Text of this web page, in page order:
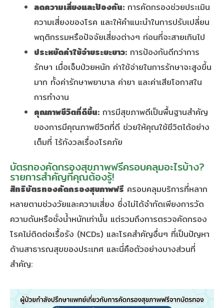
ลดความเสี่ยงและป้องกัน: การคัดกรองช่วยประเมิน
ความเสี่ยงของโรค และให้คำแนะนำในการปรับเปลี่ยน
พฤติกรรมหรือปัจจัยเสี่ยงต่างๆ ก่อนที่จะสายเกินไป
ประหยัดค่าใช้จ่ายระยะยาว: การป้องกันดีกว่าการ
รักษา เมื่อเจ็บป่วยหนัก ค่าใช้จ่ายในการรักษาจะสูงขึ้น
มาก ทั้งค่ารักษาพยาบาล ค่ายา และค่าเสียโอกาสใน
การทำงาน
คุณภาพชีวิตที่ดีขึ้น: การมีสุขภาพดีเป็นพื้นฐานสำคัญ
ของการมีคุณภาพชีวิตที่ดี ช่วยให้คุณใช้ชีวิตได้อย่าง
เต็มที่ ไร้กังวลเรื่องโรคภัย
บัตรทองคัดกรองสุขภาพฟรีครอบคลุมอะไรบ้าง?
รายการสำคัญที่คุณต้องรู้!
สิทธิบัตรทองคัดกรองสุขภาพฟรี ครอบคลุมบริการที่หลาก
หลายตามช่วงวัยและความเสี่ยง ซึ่งไม่ได้จำกัดเพียงการวัด
ความดันหรือชั่งน้ำหนักเท่านั้น แต่รวมถึงการตรวจคัดกรอง
โรคไม่ติดต่อเรื้อรัง (NCDs) และโรคสำคัญอื่นๆ ที่เป็นปัญหา
ด้านสาธารณสุขของประเทศ และนี่คือตัวอย่างบางส่วนที่
สำคัญ: